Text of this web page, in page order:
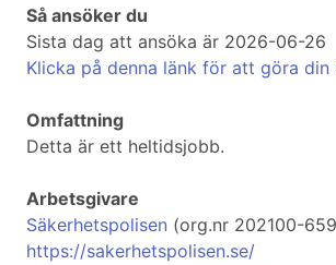
Så ansöker du
Sista dag att ansöka är 2026-06-26
Klicka på denna länk för att göra din
Omfattning
Detta är ett heltidsjobb.
Arbetsgivare
Säkerhetspolisen (org.nr 202100-
https://sakerhetspolisen.se/